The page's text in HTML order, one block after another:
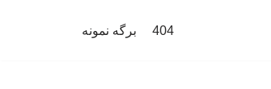
404 برگه نمونه